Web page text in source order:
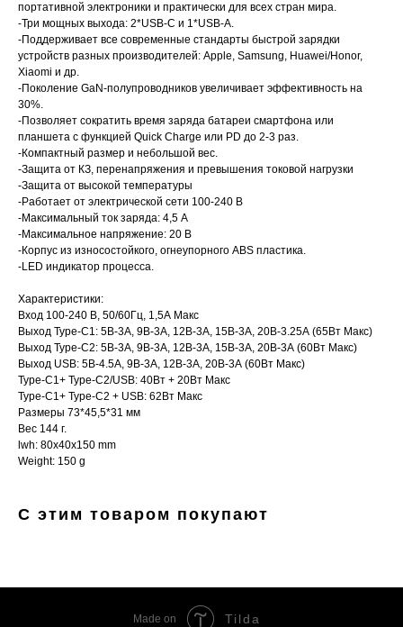
портативной электроники и практически для всех стран мира.
-Три мощных выхода: 2*USB-C и 1*USB-A.
-Поддерживает все современные стандарты быстрой зарядки
устройств разных производителей: Apple, Samsung, Huawei/Honor,
Xiaomi и др.
-Поколение GaN-полупроводников увеличивает эффективность на
30%.
-Позволяет сократить время заряда батареи смартфона или
планшета с функцией Quick Charge или PD до 2-3 раз.
-Компактный размер и небольшой вес.
-Защита от КЗ, перенапряжения и превышения токовой нагрузки
-Защита от высокой температуры
-Работает от электрической сети 100-240 В
-Максимальный ток заряда: 4,5 А
-Максимальное напряжение: 20 В
-Корпус из износостойкого, огнеупорного ABS пластика.
-LED индикатор процесса.
Характеристики:
Вход 100-240 В, 50/60Гц, 1,5А Макс
Выход Type-С1: 5В-3А, 9В-3А, 12В-3А, 15В-3А, 20В-3.25А (65Вт Макс)
Выход Type-C2: 5В-3А, 9В-3А, 12В-3А, 15В-3А, 20В-3А (60Вт Макс)
Выход USB: 5В-4.5А, 9В-3А, 12В-3А, 20В-3А (60Вт Макс)
Type-С1+ Type-C2/USB: 40Вт + 20Вт Макс
Type-С1+ Type-C2 + USB: 62Вт Макс
Размеры 73*45,5*31 мм
Вес 144 г.
lwh: 80x40x150 mm
Weight: 150 g
С этим товаром покупают
Made on Tilda